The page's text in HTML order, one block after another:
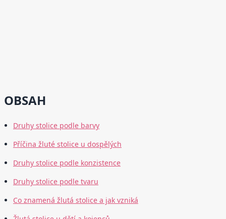
OBSAH
Druhy stolice podle barvy
Příčina žluté stolice u dospělých
Druhy stolice podle konzistence
Druhy stolice podle tvaru
Co znamená žlutá stolice a jak vzniká